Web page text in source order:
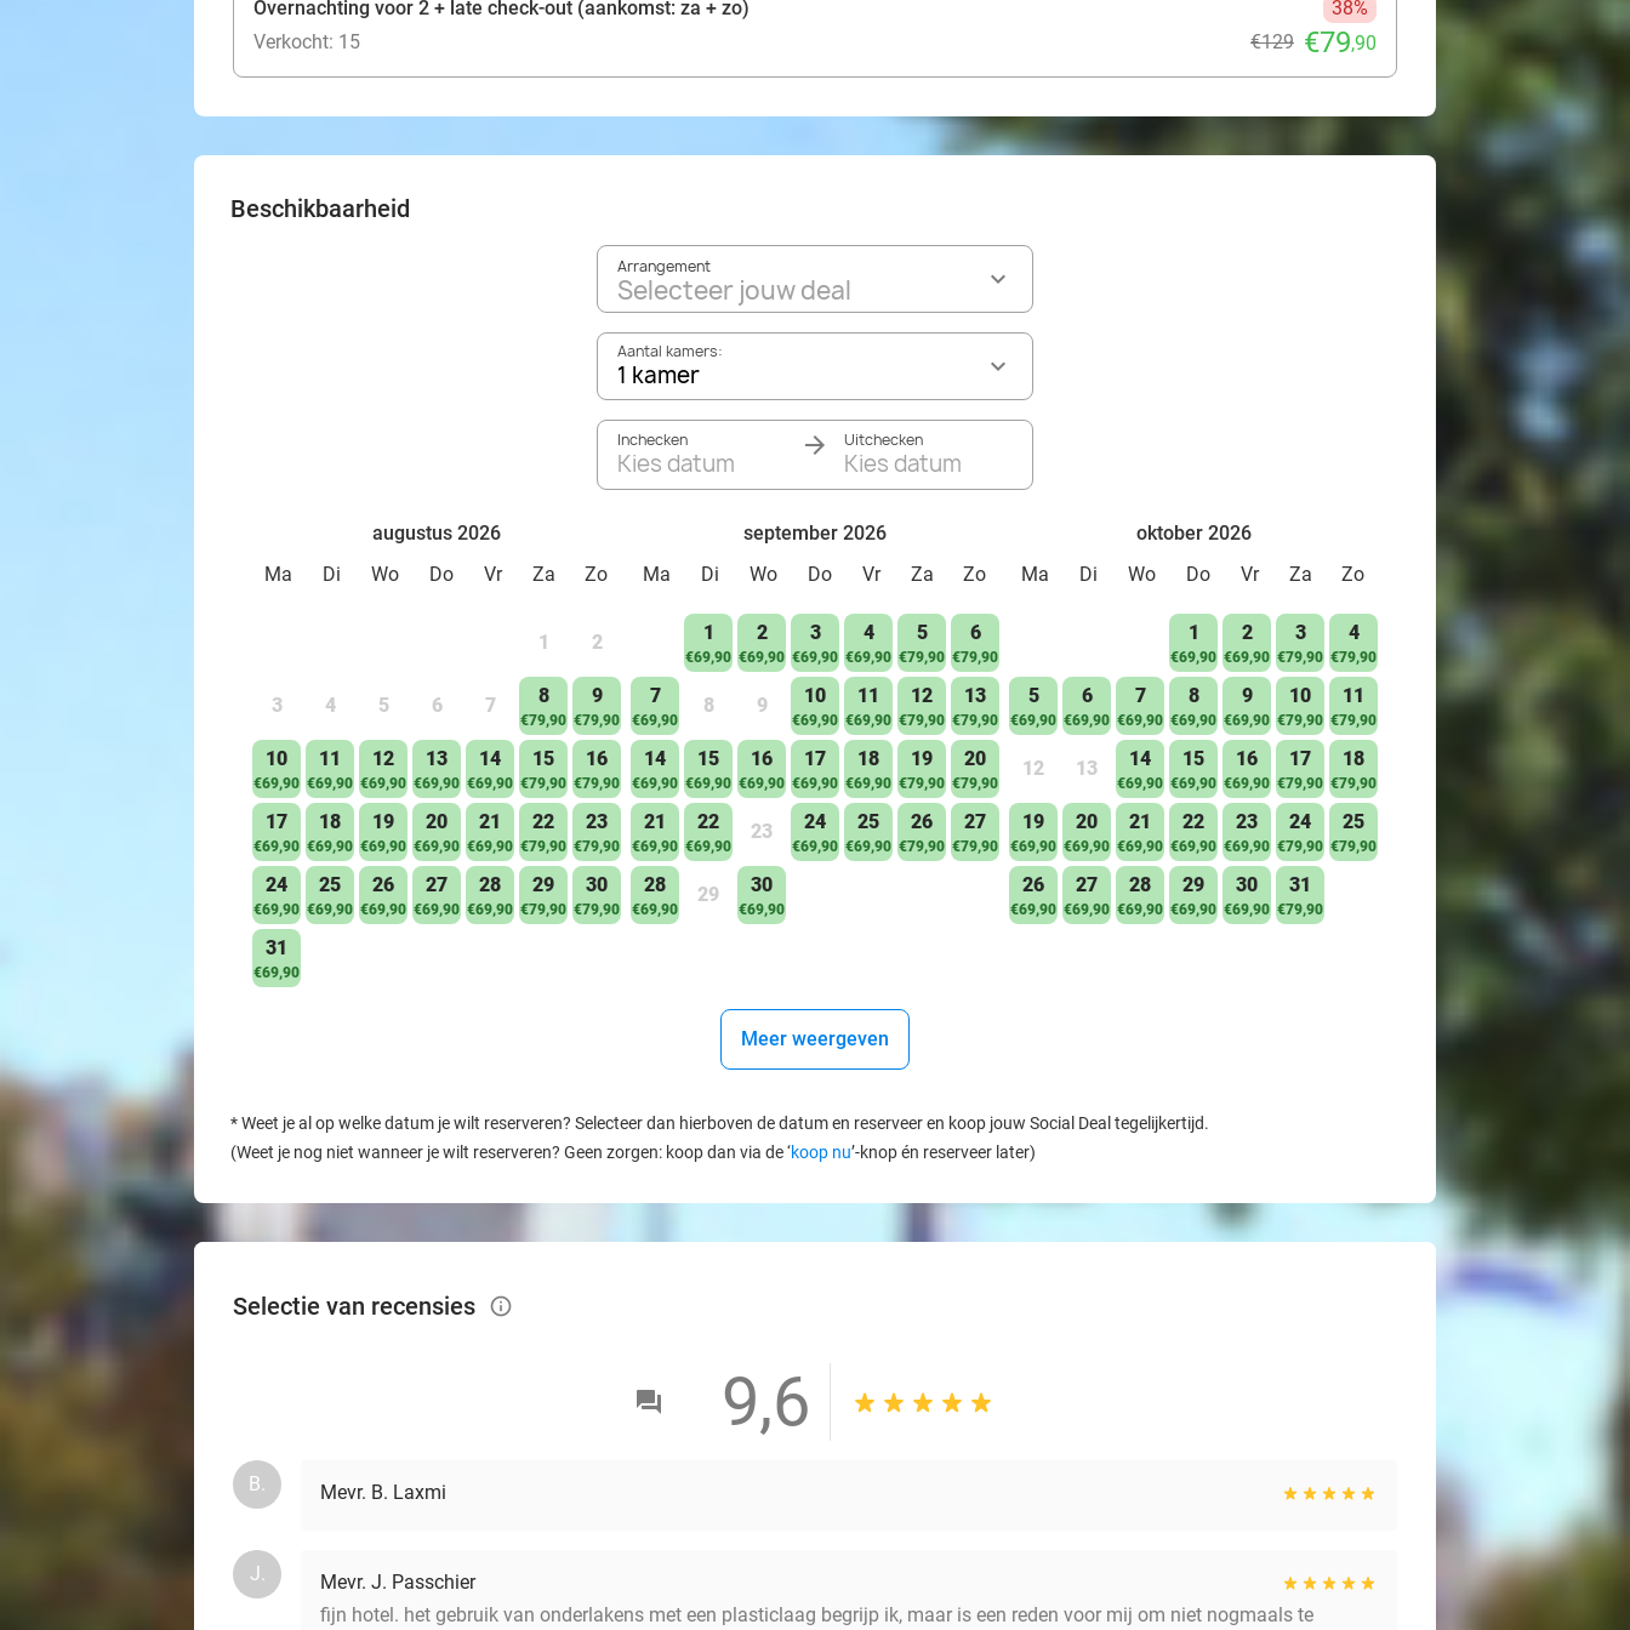
Overnachting voor 2 + late check-out (aankomst: za + zo)
38%
Verkocht: 15
€129 €79,90
Beschikbaarheid
Arrangement
Selecteer jouw deal
Aantal kamers:
1 kamer
Inchecken
Kies datum
Uitchecken
Kies datum
augustus 2026
Ma
Di Wo Do Vr Za Zo
1 2
3 4 5 6 7 8
€79,90
9
€79,90
10
€69,90
11
€69,90
12
€69,90
13
€69,90
14
€69,90
15
€79,90
16
€79,90
17
€69,90
18
€69,90
19
€69,90
20
€69,90
21
€69,90
22
€79,90
23
€79,90
24
€69,90
25
€69,90
26
€69,90
27
€69,90
28
€69,90
29
€79,90
30
€79,90
31
€69,90
september 2026
Ma
Di Wo Do Vr Za Zo
1
€69,90
2
€69,90
3
€69,90
4
€69,90
5
€79,90
6
€79,90
7
€69,90
8 9 10
€69,90
11
€69,90
12
€79,90
13
€79,90
14
€69,90
15
€69,90
16
€69,90
17
€69,90
18
€69,90
19
€79,90
20
€79,90
21
€69,90
22
€69,90
23 24
€69,90
25
€69,90
26
€79,90
27
€79,90
28
€69,90
29 30
€69,90
oktober 2026
Ma
Di Wo Do Vr Za Zo
1
€69,90
2
€69,90
3
€79,90
4
€79,90
5
€69,90
6
€69,90
7
€69,90
8
€69,90
9
€69,90
10
€79,90
11
€79,90
12 13 14
€69,90
15
€69,90
16
€69,90
17
€79,90
18
€79,90
19
€69,90
20
€69,90
21
€69,90
22
€69,90
23
€69,90
24
€79,90
25
€79,90
26
€69,90
27
€69,90
28
€69,90
29
€69,90
30
€69,90
31
€79,90
Meer weergeven
*Weet je al op welke datum je wilt reserveren? Selecteer dan hierboven de datum en reserveer en koop jouw Social Deal tegelijkertijd.
(Weet je nog niet wanneer je wilt reserveren? Geen zorgen: koop dan via de ‘koop nu’-knop én reserveer later)
Selectie van recensies info_outlined
9,6
B. Mevr. B. Laxmi
J.
Mevr. J. Passchier
fijn hotel. het gebruik van onderlakens met een plasticlaag begrijp ik, maar is een reden voor mij om niet nogmaals te